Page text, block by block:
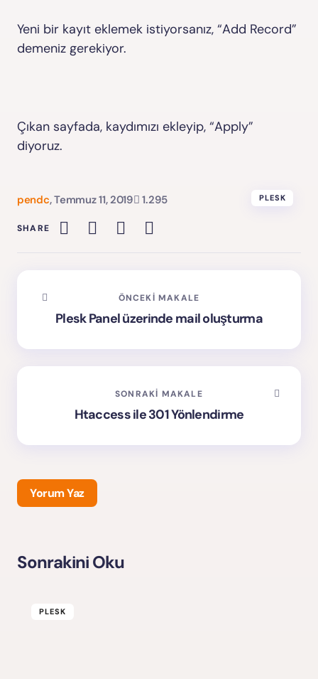
Yeni bir kayıt eklemek istiyorsanız, “Add Record”
demeniz gerekiyor.
Çıkan sayfada, kaydımızı ekleyip, “Apply”
diyoruz.
pendc, Temmuz 11, 2019 1.295 PLESK
SHARE
ÖNCEKI MAKALE
Plesk Panel üzerinde mail oluşturma
SONRAKI MAKALE
Htaccess ile 301 Yönlendirme
Yorum Yaz
E-posta adresiniz yayınlanmayacak.
Sonrakini Oku
PLESK